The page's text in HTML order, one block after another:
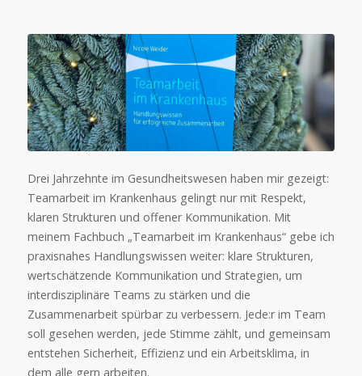
Drei Jahrzehnte im Gesundheitswesen haben mir gezeigt:
Teamarbeit im Krankenhaus gelingt nur mit Respekt,
klaren Strukturen und offener Kommunikation. Mit
meinem Fachbuch „Teamarbeit im Krankenhaus“ gebe ich
praxisnahes Handlungswissen weiter: klare Strukturen,
wertschätzende Kommunikation und Strategien, um
interdisziplinäre Teams zu stärken und die
Zusammenarbeit spürbar zu verbessern. Jede:r im Team
soll gesehen werden, jede Stimme zählt, und gemeinsam
entstehen Sicherheit, Effizienz und ein Arbeitsklima, in
dem alle gern arbeiten.